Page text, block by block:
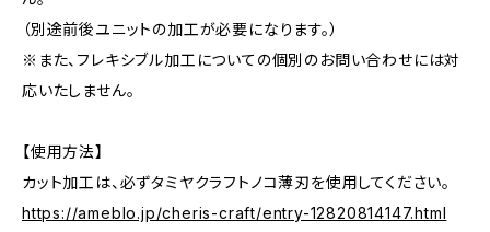
（別途前後ユニットの加工が必要になります。）
※また、フレキシブル加工についての個別のお問い合わせには対
応いたしません。
【使用方法】
カット加工は、必ずタミヤクラフトノコ薄刃を使用してください。
https://ameblo.jp/cheris-craft/entry-12820814147.html